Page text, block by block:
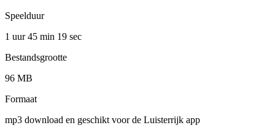
Speelduur
1 uur 45 min 19 sec
Bestandsgrootte
96 MB
Formaat
mp3 download en geschikt voor de Luisterrijk app